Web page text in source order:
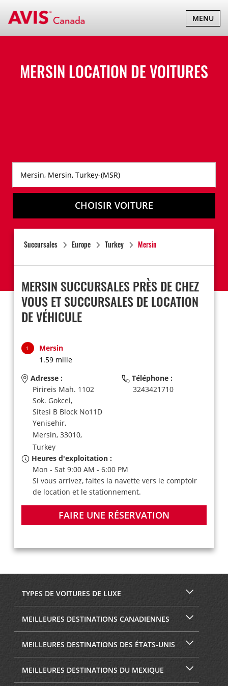
BASCULER
LA
MENU
MERSIN LOCATION DE VOITURES
CHOISIR VOITURE
Succursales Europe Turkey Mersin
MERSIN SUCCURSALES PRÈS DE CHEZ
VOUS ET SUCCURSALES DE LOCATION
DE VÉHICULE
1
Mersin
1.59 mille
Adresse :
Pirireis Mah. 1102
Sok. Gokcel,
Sitesi B Block No11D
Yenisehir,
Mersin, 33010,
Turkey
Téléphone :
3243421710
Heures d'exploitation :
Mon - Sat 9:00 AM - 6:00 PM
Si vous arrivez, faites la navette vers le comptoir
de location et le stationnement.
FAIRE UNE RÉSERVATION
TYPES DE VOITURES DE LUXE
MEILLEURES DESTINATIONS CANADIENNES
MEILLEURES DESTINATIONS DES ÉTATS-UNIS
MEILLEURES DESTINATIONS DU MEXIQUE